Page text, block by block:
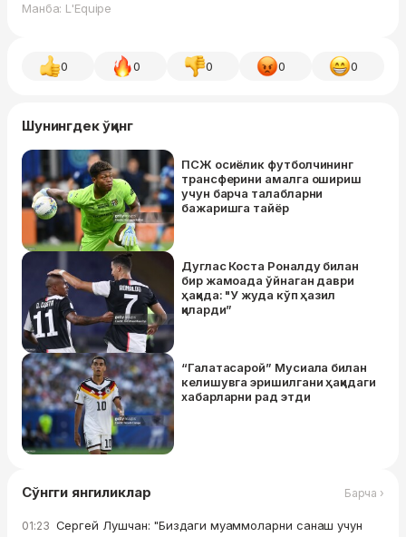
Манба: L'Equipe
0 0 0 0 0
Шунингдек ўқинг
ПСЖ осиёлик футболчининг
трансферини амалга ошириш
учун барча талабларни
бажаришга тайёр
Дуглас Коста Роналду билан
бир жамоада ўйнаган даври
ҳақида: "У жуда кўп ҳазил
қиларди”
“Галатасарой” Мусиала билан
келишувга эришилгани ҳақидаги
хабарларни рад этди
Сўнгги янгиликлар Барча ›
01:23 Сергей Лушчан: "Биздаги муаммоларни санаш учун